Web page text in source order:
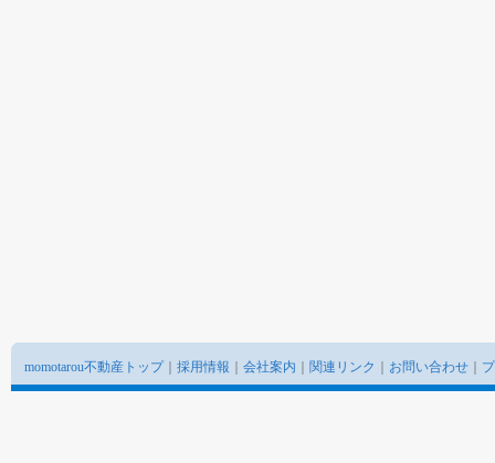
momotarou不動産トップ｜ 採用情報 会社案内 関連リンク お問い合わせ